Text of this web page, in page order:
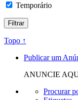
Temporário
Topo ↑
Publicar um
ANUNCIE
Procurar